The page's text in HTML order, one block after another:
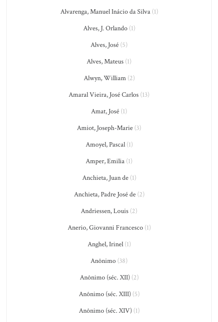
Alvarenga, Manuel Inácio da Silva(1)
Alves, J. Orlando(1)
Alves, José (5)
Alves, Mateus (1)
Alwyn, William(2)
Amaral Vieira, José Carlos (13)
Amat, José (1)
Amiot, Joseph-Marie (3)
Amoyel, Pascal(1)
Amper, Emilia (1)
Anchieta, Juan de(1)
Anchieta, Padre José de(2)
Andriessen, Louis (2)
Anerio, Giovanni Francesco(1)
Anghel, Irinel(1)
Anônimo (38)
Anônimo (séc. XII)(2)
Anônimo (séc. XIII)(5)
Anônimo (séc. XIV)(1)